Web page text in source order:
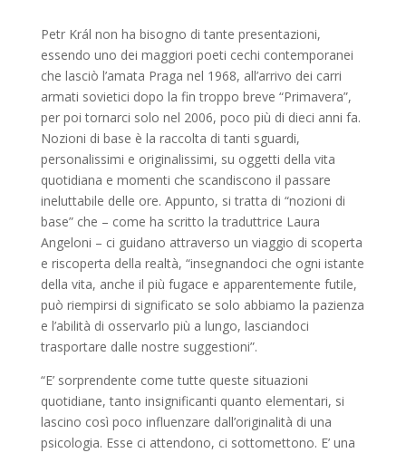
Petr Král non ha bisogno di tante presentazioni,
essendo uno dei maggiori poeti cechi contemporanei
che lasciò l’amata Praga nel 1968, all’arrivo dei carri
armati sovietici dopo la fin troppo breve “Primavera”,
per poi tornarci solo nel 2006, poco più di dieci anni fa.
Nozioni di base è la raccolta di tanti sguardi,
personalissimi e originalissimi, su oggetti della vita
quotidiana e momenti che scandiscono il passare
ineluttabile delle ore. Appunto, si tratta di “nozioni di
base” che – come ha scritto la traduttrice Laura
Angeloni – ci guidano attraverso un viaggio di scoperta
e riscoperta della realtà, “insegnandoci che ogni istante
della vita, anche il più fugace e apparentemente futile,
può riempirsi di significato se solo abbiamo la pazienza
e l’abilità di osservarlo più a lungo, lasciandoci
trasportare dalle nostre suggestioni”.
“E’ sorprendente come tutte queste situazioni
quotidiane, tanto insignificanti quanto elementari, si
lascino così poco influenzare dall’originalità di una
psicologia. Esse ci attendono, ci sottomettono. E’ una